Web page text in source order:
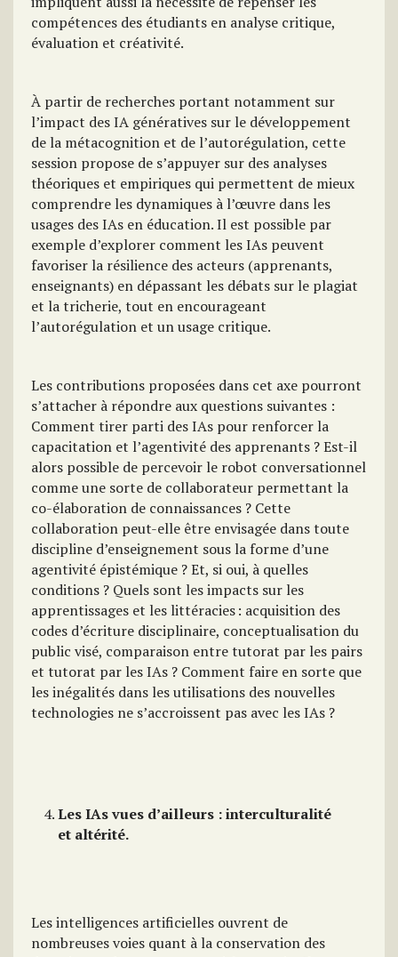
compétences des étudiants en analyse critique,
évaluation et créativité.
À partir de recherches portant notamment sur
l’impact des IA génératives sur le développement
de la métacognition et de l’autorégulation, cette
session propose de s’appuyer sur des analyses
théoriques et empiriques qui permettent de mieux
comprendre les dynamiques à l’œuvre dans les
usages des IAs en éducation. Il est possible par
exemple d’explorer comment les IAs peuvent
favoriser la résilience des acteurs (apprenants,
enseignants) en dépassant les débats sur le plagiat
et la tricherie, tout en encourageant
l’autorégulation et un usage critique.
Les contributions proposées dans cet axe pourront
s’attacher à répondre aux questions suivantes :
Comment tirer parti des IAs pour renforcer la
capacitation et l’agentivité des apprenants ? Est-il
alors possible de percevoir le robot conversationnel
comme une sorte de collaborateur permettant la
co-élaboration de connaissances ? Cette
collaboration peut-elle être envisagée dans toute
discipline d’enseignement sous la forme d’une
agentivité épistémique ? Et, si oui, à quelles
conditions ? Quels sont les impacts sur les
apprentissages et les littéracies : acquisition des
codes d’écriture disciplinaire, conceptualisation du
public visé, comparaison entre tutorat par les pairs
et tutorat par les IAs ? Comment faire en sorte que
les inégalités dans les utilisations des nouvelles
technologies ne s’accroissent pas avec les IAs ?
Les IAs vues d’ailleurs : interculturalité
et altérité.
Les intelligences artificielles ouvrent de
nombreuses voies quant à la conservation des